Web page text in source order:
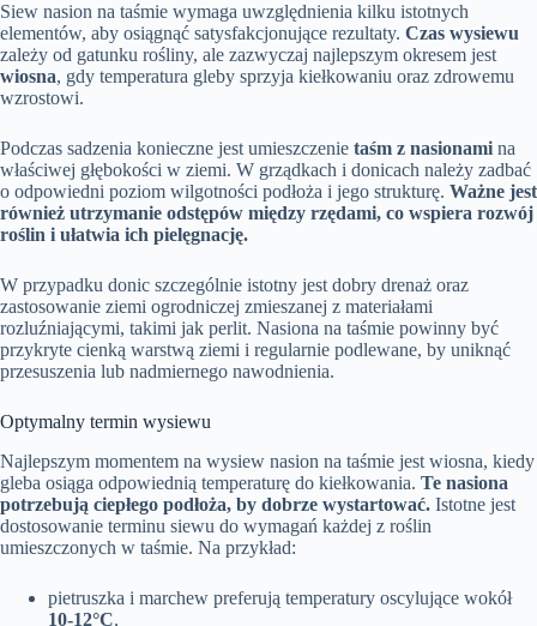
Siew nasion na taśmie wymaga uwzględnienia kilku istotnych
elementów, aby osiągnąć satysfakcjonujące rezultaty. Czas wysiewu
zależy od gatunku rośliny, ale zazwyczaj najlepszym okresem jest
wiosna, gdy temperatura gleby sprzyja kiełkowaniu oraz zdrowemu
wzrostowi.
Podczas sadzenia konieczne jest umieszczenie taśm z nasionami na
właściwej głębokości w ziemi. W grządkach i donicach należy zadbać
o odpowiedni poziom wilgotności podłoża i jego strukturę. Ważne jest
również utrzymanie odstępów między rzędami, co wspiera rozwój
roślin i ułatwia ich pielęgnację.
W przypadku donic szczególnie istotny jest dobry drenaż oraz
zastosowanie ziemi ogrodniczej zmieszanej z materiałami
rozluźniającymi, takimi jak perlit. Nasiona na taśmie powinny być
przykryte cienką warstwą ziemi i regularnie podlewane, by uniknąć
przesuszenia lub nadmiernego nawodnienia.
Optymalny termin wysiewu
Najlepszym momentem na wysiew nasion na taśmie jest wiosna, kiedy
gleba osiąga odpowiednią temperaturę do kiełkowania. Te nasiona
potrzebują ciepłego podłoża, by dobrze wystartować. Istotne jest
dostosowanie terminu siewu do wymagań każdej z roślin
umieszczonych w taśmie. Na przykład:
pietruszka i marchew preferują temperatury oscylujące wokół
10-12°C,